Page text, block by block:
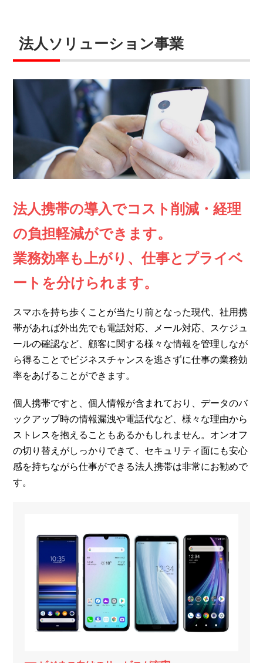
法人ソリューション事業
法人携帯の導入でコスト削減・経理
の負担軽減ができます。
業務効率も上がり、仕事とプライベ
ートを分けられます。
スマホを持ち歩くことが当たり前となった現代、社用携
帯があれば外出先でも電話対応、メール対応、スケジュ
ールの確認など、顧客に関する様々な情報を管理しなが
ら得ることでビジネスチャンスを逃さずに仕事の業務効
率をあげることができます。
個人携帯ですと、個人情報が含まれており、データのバ
ックアップ時の情報漏洩や電話代など、様々な理由から
ストレスを抱えることもあるかもしれません。オンオフ
の切り替えがしっかりできて、セキュリティ面にも安心
感を持ちながら仕事ができる法人携帯は非常にお勧めで
す。